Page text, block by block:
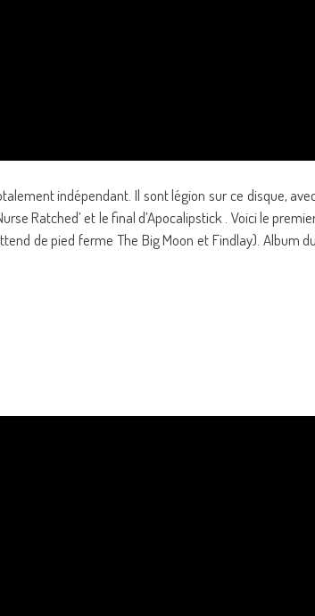
indépendant. Il sont légion sur ce disque,
Ratched’ et le final d’Apocalipstick . Voici le
de pied ferme The Big Moon et Findlay). Album du